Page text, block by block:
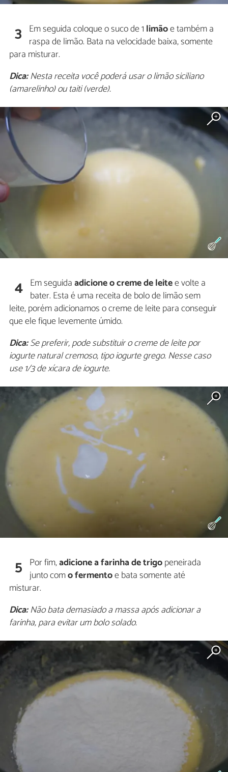
3 Em seguida coloque o suco de 1 limãoe também a
raspa de limão. Bata na velocidade baixa, somente
para misturar.
Dica:Nesta receita você poderá usar o limão siciliano
(amarelinho) ou taiti (verde).
4 Em seguidaadicione o creme de leitee volte a
bater. Esta é uma receita de bolo de limão sem
leite, porém adicionamos o creme de leite para conseguir
que ele fique levemente úmido.
Dica:Se preferir, pode substituir o creme de leite por
iogurte natural cremoso, tipo iogurte grego. Nesse caso
use 1/3 de xícara de iogurte.
5 Por fim,adicione a farinha de trigopeneirada
junto como fermentoe bata somente até
misturar.
Dica:Não bata demasiado a massa após adicionar a
farinha, para evitar um bolo solado.